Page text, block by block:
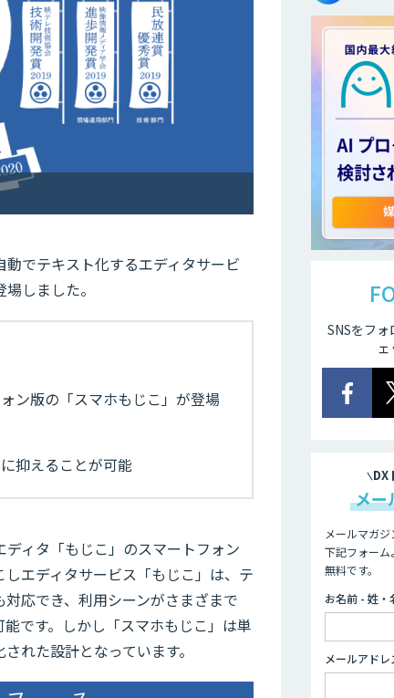
でテキスト化するエディタサービ
しました。
ン版の「スマホもじこ」が登場
抑えることが可能
ィタ「もじこ」のスマートフォン
エディタサービス「もじこ」は、テ
応でき、利用シーンがさまざまで
です。しかし「スマホもじこ」は単
れた設計となっています。
SNSをフ
ェ
DX
メー
メールマガジ
下記フォー
無料です。
お名前 - 姓・
メールアドレ